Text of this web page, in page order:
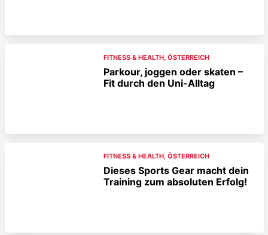
FITNESS & HEALTH, ÖSTERREICH
Parkour, joggen oder skaten –
Fit durch den Uni-Alltag
FITNESS & HEALTH, ÖSTERREICH
Dieses Sports Gear macht dein
Training zum absoluten Erfolg!